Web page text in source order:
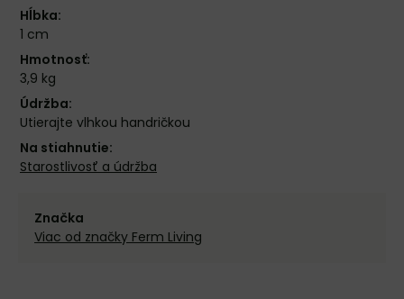
Hĺbka:
1 cm
Hmotnosť:
3,9 kg
Údržba:
Utierajte vlhkou handričkou
Na stiahnutie:
Starostlivosť a údržba
Značka
Viac od značky Ferm Living